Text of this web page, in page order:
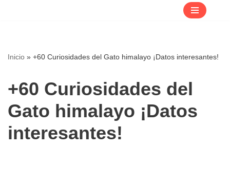
Inicio » +60 Curiosidades del Gato himalayo ¡Datos interesantes!
+60 Curiosidades del
Gato himalayo ¡Datos
interesantes!